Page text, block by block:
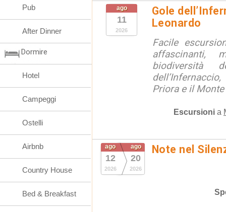
ago
11
2026
Gole
Leonardo
Facile
affascinanti,
biodiversità
Priora e il
Escursioni a
ago
12
2026
ago
20
2026
Note nel
Pub
After Dinner
Dormire
Hotel
Campeggi
Ostelli
Airbnb
Country House
Bed & Breakfast